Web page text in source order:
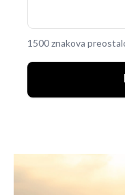
1500 znakova